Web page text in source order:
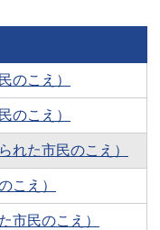
のこえ）
のこえ）
れた市民のこえ）
こえ）
市民のこえ）